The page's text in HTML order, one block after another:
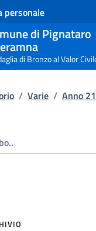
personale
di Pignataro
di Bronzo al Valor
/ Varie / Anno